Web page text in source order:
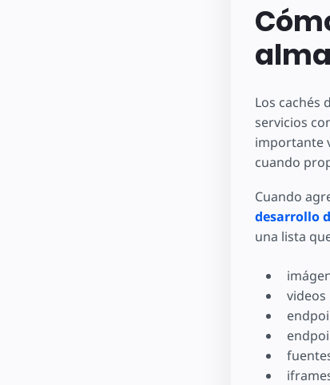
Los cachés
servicios
importante
cuando
Cuando
desarrollo
una lista
videos